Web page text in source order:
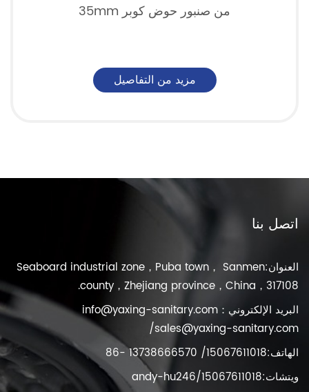
35mm من صنبور حوض كوبر
مزيد من التفاصيل
اتصل بنا
العنوان:Seaboard industrial zone，Puba town， Sanmen
county，Zhejiang province，China，317108.
البريد الإلكتروني： info@yaxing-sanitary.com
/sales@yaxing-sanitary.com
الهاتف:15067611018/ 13738666570 -86
ويتشات:15067611018/andy-hu246